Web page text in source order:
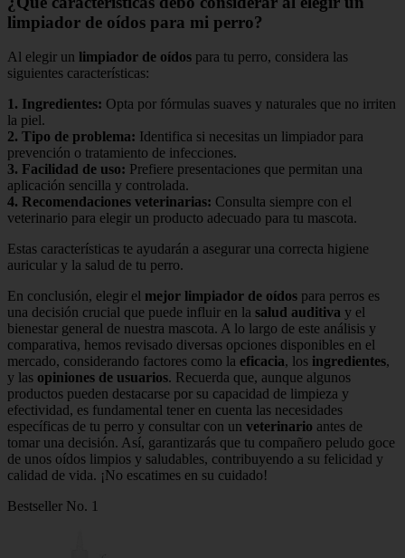
limpiador de oídos para mi perro?
Al elegir un limpiador de oídos para tu perro, considera las
siguientes características:
1. Ingredientes: Opta por fórmulas suaves y naturales que no irriten
la piel.
2. Tipo de problema: Identifica si necesitas un limpiador para
prevención o tratamiento de infecciones.
3. Facilidad de uso: Prefiere presentaciones que permitan una
aplicación sencilla y controlada.
4. Recomendaciones veterinarias: Consulta siempre con el
veterinario para elegir un producto adecuado para tu mascota.
Estas características te ayudarán a asegurar una correcta higiene
auricular y la salud de tu perro.
En conclusión, elegir el mejor limpiador de oídos para perros es
una decisión crucial que puede influir en la salud auditiva y el
bienestar general de nuestra mascota. A lo largo de este análisis y
comparativa, hemos revisado diversas opciones disponibles en el
mercado, considerando factores como la eficacia, los ingredientes,
y las opiniones de usuarios. Recuerda que, aunque algunos
productos pueden destacarse por su capacidad de limpieza y
efectividad, es fundamental tener en cuenta las necesidades
específicas de tu perro y consultar con un veterinario antes de
tomar una decisión. Así, garantizarás que tu compañero peludo goce
de unos oídos limpios y saludables, contribuyendo a su felicidad y
calidad de vida. ¡No escatimes en su cuidado!
Bestseller No. 1